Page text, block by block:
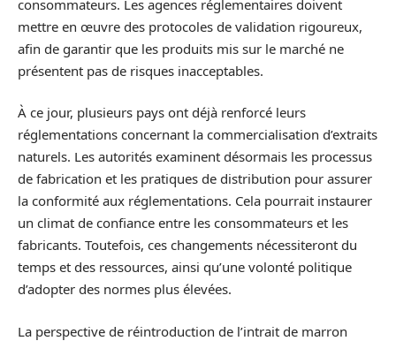
consommateurs. Les agences réglementaires doivent
mettre en œuvre des protocoles de validation rigoureux,
afin de garantir que les produits mis sur le marché ne
présentent pas de risques inacceptables.
À ce jour, plusieurs pays ont déjà renforcé leurs
réglementations concernant la commercialisation d’extraits
naturels. Les autorités examinent désormais les processus
de fabrication et les pratiques de distribution pour assurer
la conformité aux réglementations. Cela pourrait instaurer
un climat de confiance entre les consommateurs et les
fabricants. Toutefois, ces changements nécessiteront du
temps et des ressources, ainsi qu’une volonté politique
d’adopter des normes plus élevées.
La perspective de réintroduction de l’intrait de marron